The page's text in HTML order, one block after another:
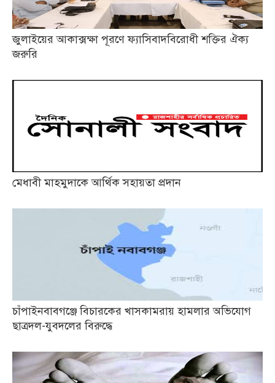
জুলাইয়ের আকাক্সক্ষা পূরণে ফ্যাসিবাদবিরোধী শক্তির ঐক্য
জরুরি
মেধাবী মাহমুদাকে আর্থিক সহায়তা প্রদান
চাঁপাইনবাবগঞ্জে বিচারকের খাসকামরায় হামলার অভিযোগ
ছাত্রদল-যুবদলের বিরুদ্ধে